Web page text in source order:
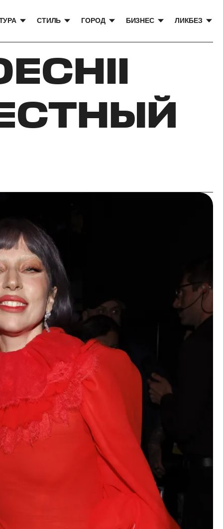
СТИЛЬ ГОРОД БИЗНЕС ЛИКБЕЗ